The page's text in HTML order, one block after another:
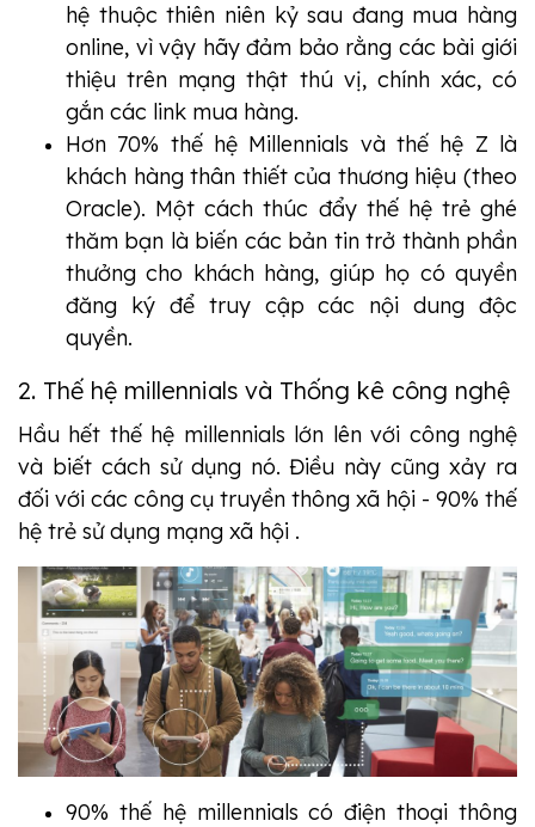
hệ thuộc thiên niên kỷ sau đang mua hàng
online, vì vậy hãy đảm bảo rằng các bài giới
thiệu trên mạng thật thú vị, chính xác, có
gắn các link mua hàng.
Hơn 70% thế hệ Millennials và thế hệ Z là
khách hàng thân thiết của thương hiệu (theo
Oracle). Một cách thúc đẩy thế hệ trẻ ghé
thăm bạn là biến các bản tin trở thành phần
thưởng cho khách hàng, giúp họ có quyền
đăng ký để truy cập các nội dung độc
quyền.
2. Thế hệ millennials và Thống kê công nghệ
Hầu hết thế hệ millennials lớn lên với công nghệ
và biết cách sử dụng nó. Điều này cũng xảy ra
đối với các công cụ truyền thông xã hội - 90% thế
hệ trẻ sử dụng mạng xã hội .
90% thế hệ millennials có điện thoại thông